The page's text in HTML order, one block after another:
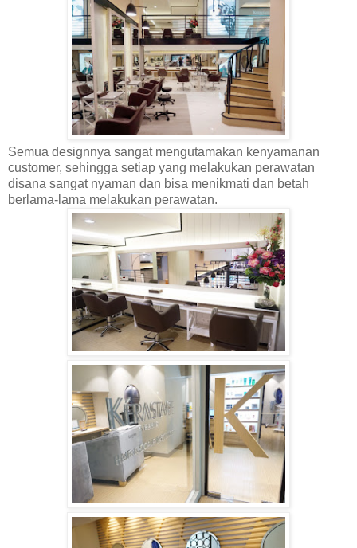
Semua designnya sangat mengutamakan kenyamanan
customer, sehingga setiap yang melakukan perawatan
disana sangat nyaman dan bisa menikmati dan betah
berlama-lama melakukan perawatan.